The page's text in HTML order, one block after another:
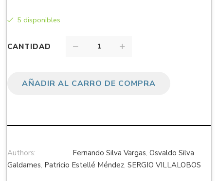
5 disponibles
CANTIDAD
AÑADIR AL CARRO DE COMPRA
Authors: Fernando Silva Vargas, Osvaldo Silva
Galdames, Patricio Estellé Méndez, SERGIO VILLALOBOS